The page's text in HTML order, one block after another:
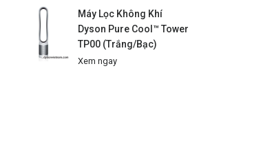
Máy Lọc Không Khí
Dyson Pure Cool™ Tower
TP00 (Trắng/Bạc)
Xem ngay